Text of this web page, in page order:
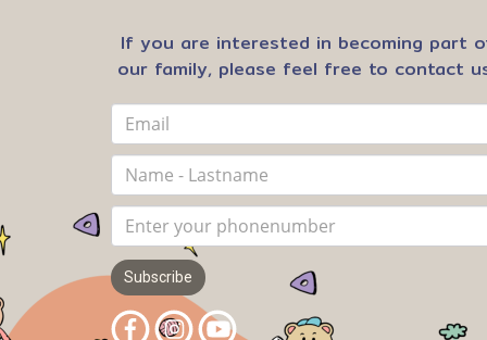
If you are interested in becoming part
our family, please feel free to contact
Subscribe